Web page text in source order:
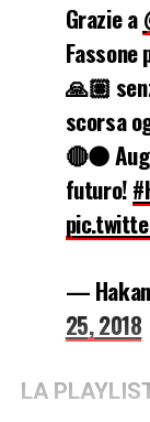
Grazie a
🙏🏽
scorsa
🔴⚫
futuro!
— Hakan
25, 2018
LA